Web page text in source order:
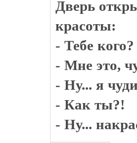
Дверь
красоты:
- Тебе кого?
- Мне это,
- Ну... я
- Как ты?!
- Ну...